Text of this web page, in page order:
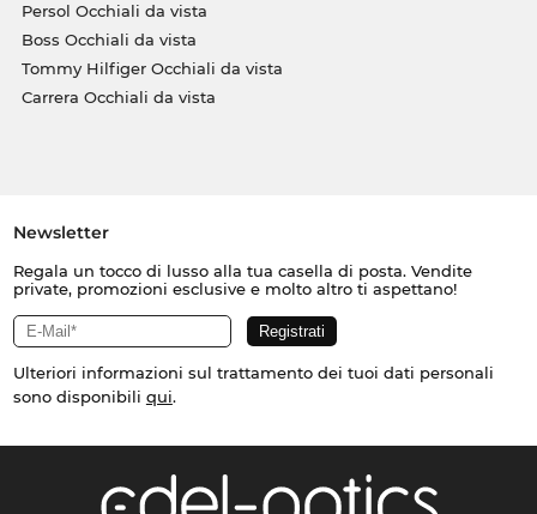
Persol Occhiali da vista
Boss Occhiali da vista
Tommy Hilfiger Occhiali da vista
Carrera Occhiali da vista
Newsletter
Regala un tocco di lusso alla tua casella di posta. Vendite
private, promozioni esclusive e molto altro ti aspettano!
Ulteriori informazioni sul trattamento dei tuoi dati personali
sono disponibili qui.